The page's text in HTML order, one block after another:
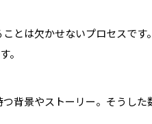
とは欠かせないプロセスで
。
背景やストーリー。そうした